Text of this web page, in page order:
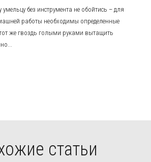
без инструмента не обойтись – для
работы необходимы определенные
же гвоздь голыми руками вытащить
статьи